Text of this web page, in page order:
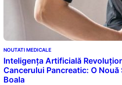
NOUTATI MEDICALE
Inteligența Artificială
Cancerului Pancreatic: O
Boala